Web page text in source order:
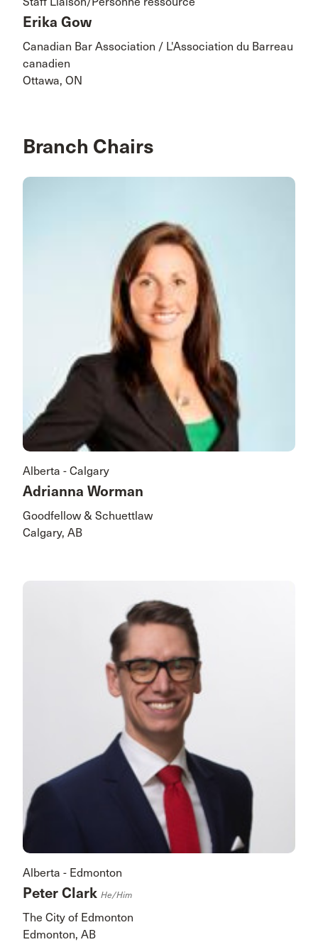
Erika Gow
Canadian Bar Association / L'Association du Barreau
canadien
Ottawa, ON
Branch Chairs
Alberta - Calgary
Adrianna Worman
Goodfellow & Schuettlaw
Calgary, AB
Alberta - Edmonton
Peter Clark He/him
The City of Edmonton
Edmonton, AB